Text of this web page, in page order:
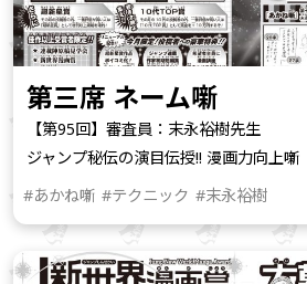
第三席 ネーム噺
【第95回】審査員：末永裕樹先生
ジャンプ秘伝の演目伝授!! 漫画力向上噺
#あかね噺 #テクニック #末永裕樹